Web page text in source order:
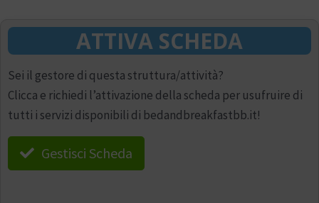
ATTIVA SCHEDA
Sei il gestore di questa struttura/attività?
Clicca e richiedi l’attivazione della scheda per usufruire di
tutti i servizi disponibili di bedandbreakfastbb.it!
Gestisci Scheda